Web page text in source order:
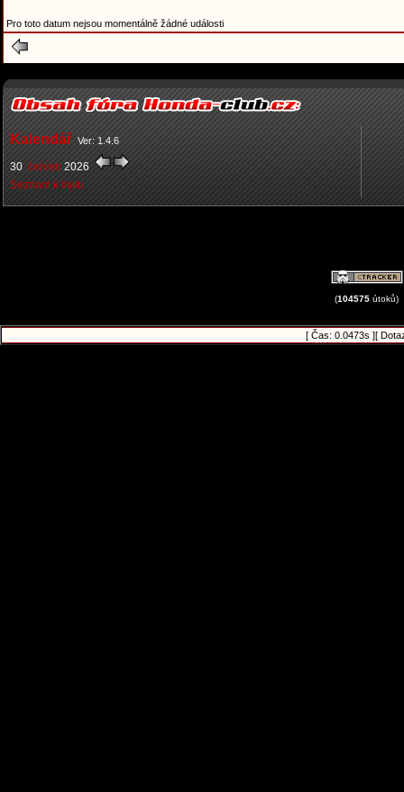
Pro toto datum nejsou momentálně žádné události
Kalendář Ver: 1.4.6
30 červen 2026
Seznam k tisku
(104575 útoků)
[ Čas: 0.0473s ][